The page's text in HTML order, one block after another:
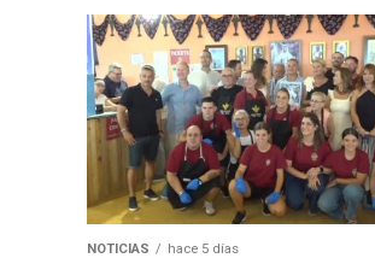
NOTICIAS hace 5 días